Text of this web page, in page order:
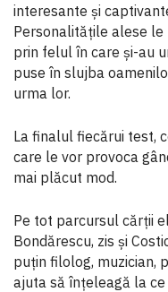
interesante și
Personalitățile alese
prin felul în care și-au
puse în slujba
urma lor.
La finalul fiecărui test,
care le vor provoca
mai plăcut mod.
Pe tot parcursul cărții
Bondărescu, zis și
puțin filolog, muzician,
ajuta să înțeleagă la